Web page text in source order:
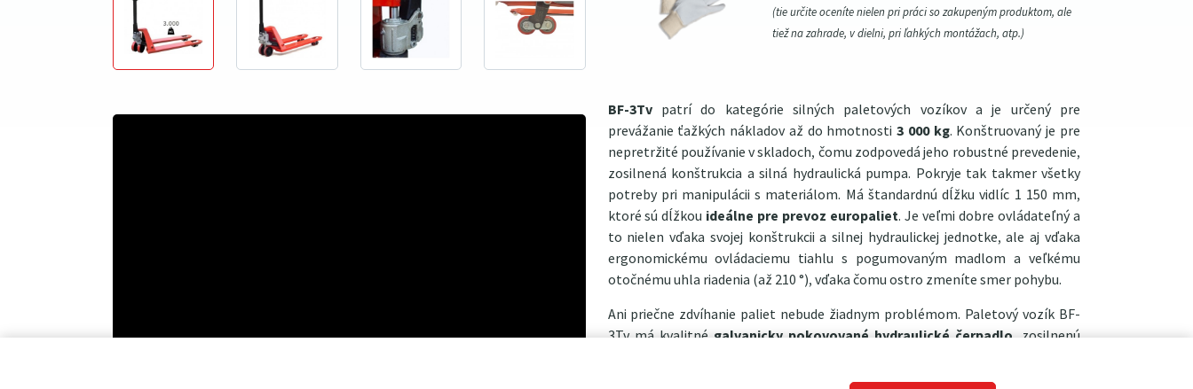
(tie určite oceníte nielen pri práci so zakupeným produktom, ale
tiež na zahrade, v dielni, pri ľahkých montážach, atp.)
BF-3Tvpatrí do kategórie silných paletových vozíkov a je určený pre
prevážanie ťažkých nákladov až do hmotnosti3 000 kg. Konštruovaný je pre
nepretržité používanie v skladoch, čomu zodpovedá jeho robustné prevedenie,
zosilnená konštrukcia a silná hydraulická pumpa. Pokryje tak takmer všetky
potreby pri manipulácii s materiálom. Má štandardnú dĺžku vidlíc 1 150 mm,
ktoré sú dĺžkou ideálne pre prevoz europaliet. Je veľmi dobre ovládateľný a
to nielen vďaka svojej konštrukcii a silnej hydraulickej jednotke, ale aj vďaka
ergonomickému ovládaciemu tiahlu s pogumovaným madlom a veľkému
otočnému uhla riadenia (až 210 °), vďaka čomu ostro zmeníte smer pohybu.
Ani priečne zdvíhanie paliet nebude žiadnym problémom. Paletový vozík BF-
3Tv má kvalitnégalvanicky pokovované hydraulické čerpadlo, zosilnenú
je kolesami strednej tvrdosti, kedy na liatinovom strede je silná vrstva